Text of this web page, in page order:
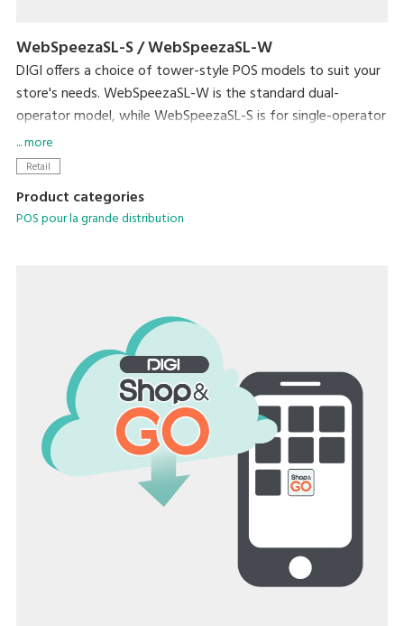
WebSpeezaSL-S / WebSpeezaSL-W
DIGI offers a choice of tower-style POS models to suit your
store's needs. WebSpeezaSL-W is the standard dual-
operator model, while WebSpeezaSL-S is for single-operator
use.
WebSpeezaSL-W supports DIGI's unique single-operator-3-
handle up to three customer transactions at the same time.
... more
Retail
Product categories
POS pour la grande distribution